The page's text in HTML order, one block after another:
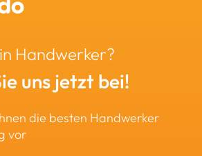
Handwerker?
uns jetzt bei!
die besten Handwerker
vor